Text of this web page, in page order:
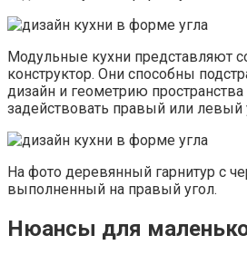
Модульные кухни представляют
конструктор. Они способны
дизайн и геометрию
задействовать правый или левый
На фото деревянный гарнитур с
выполненный на правый угол.
Нюансы для